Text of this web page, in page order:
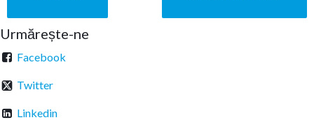
Urmărește-ne
Facebook
Twitter
Linkedin